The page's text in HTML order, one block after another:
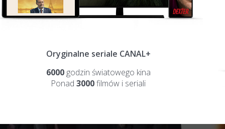
Oryginalne seriale CANAL+
6000godzin światowego kina
Ponad 3000filmów i seriali